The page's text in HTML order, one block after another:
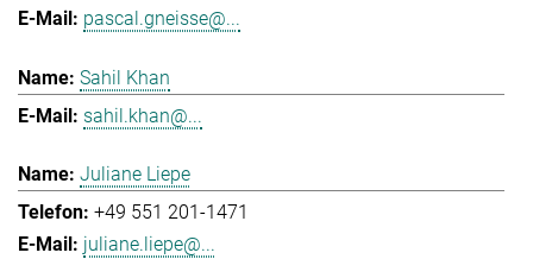
pascal.gneisse@...
Sahil Khan
sahil.khan@...
Juliane Liepe
+49 551 201-1471
juliane.liepe@...